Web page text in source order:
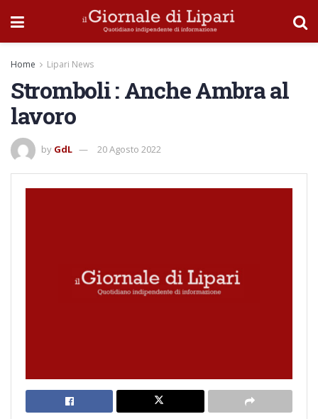
Home Lipari News
Stromboli : Anche Ambra al
lavoro
by GdL 20 Agosto 2022